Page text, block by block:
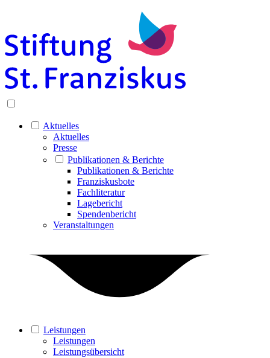
Aktuelles
Aktuelles
Presse
Publikationen & Berichte
Publikationen & Berichte
Franziskusbote
Fachliteratur
Lagebericht
Spendenbericht
Veranstaltungen
Leistungen
Leistungen
Leistungsübersicht